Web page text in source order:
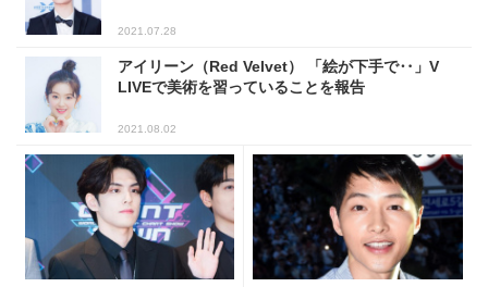
2021.07.28
アイリーン（Red Velvet） 「絵が下手で‥」V
LIVEで美術を習っていることを報告
2021.08.02